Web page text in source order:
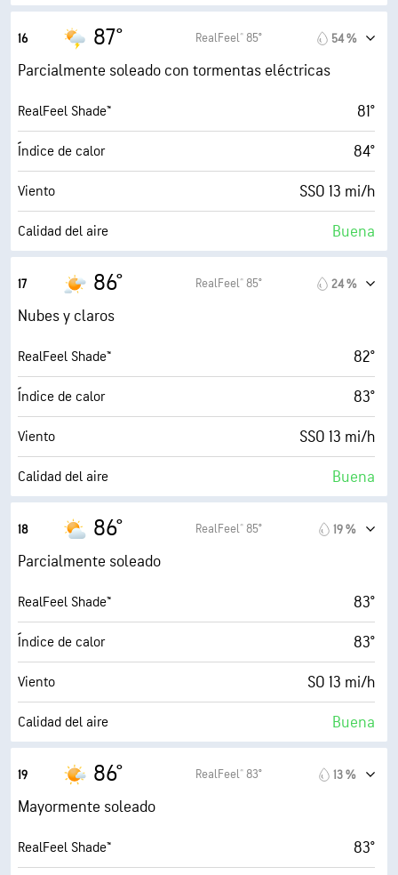
Índice UV máx.
Ráfagas
Humedad 28 %
Punto de rocío 48° F
AccuLumen Brightness Index™ 6 (Medio)
Nubosidad 70 %
16 87° RealFeel® 85° 54 %
Parcialmente soleado con tormentas eléctricas
RealFeel Shade™ 81°
Índice de calor 84°
Viento SSO 13 mi/h
Calidad del aire Buena
Índice UV máx.
Ráfagas
Humedad 25 %
Punto de rocío 47° F
AccuLumen Brightness Index™ 8 (Luminoso)
Nubosidad 48 %
17 86° RealFeel® 85° 24 %
Nubes y claros
RealFeel Shade™ 82°
Índice de calor 83°
Viento SSO 13 mi/h
Calidad del aire Buena
Índice UV máx.
Ráfagas
Humedad 25 %
Punto de rocío 46° F
AccuLumen Brightness Index™ 8 (Luminoso)
Nubosidad 50 %
18 86° RealFeel® 85° 19 %
Parcialmente soleado
RealFeel Shade™ 83°
Índice de calor 83°
Viento SO 13 mi/h
Calidad del aire Buena
Índice UV máx.
Ráfagas
Humedad 24 %
19 86° RealFeel® 83° 13 %
Mayormente soleado
RealFeel Shade™ 83°